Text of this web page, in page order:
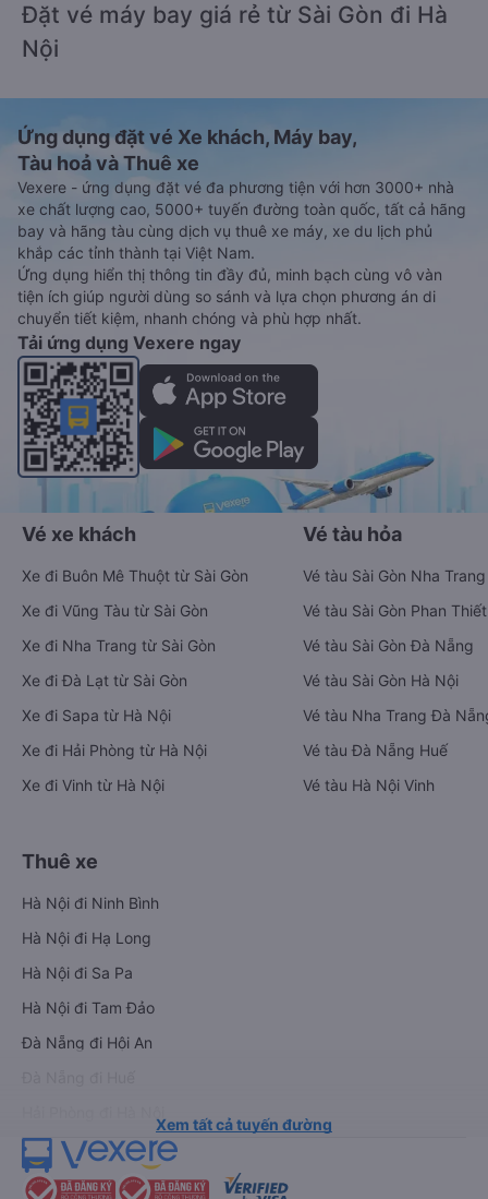
Đặt vé máy bay giá rẻ từ Sài Gòn đi Hà
Nội
Ứng dụng đặt vé Xe khách, Máy bay,
Tàu hoả và Thuê xe
Vexere - ứng dụng đặt vé đa phương tiện với hơn 3000+ nhà
xe chất lượng cao, 5000+ tuyến đường toàn quốc, tất cả hãng
bay và hãng tàu cùng dịch vụ thuê xe máy, xe du lịch phủ
khắp các tỉnh thành tại Việt Nam.
Ứng dụng hiển thị thông tin đầy đủ, minh bạch cùng vô vàn
tiện ích giúp người dùng so sánh và lựa chọn phương án di
chuyển tiết kiệm, nhanh chóng và phù hợp nhất.
Tải ứng dụng Vexere ngay
Vé xe khách
Xe đi Buôn Mê Thuột từ Sài Gòn
Xe đi Vũng Tàu từ Sài Gòn
Xe đi Nha Trang từ Sài Gòn
Xe đi Đà Lạt từ Sài Gòn
Xe đi Sapa từ Hà Nội
Xe đi Hải Phòng từ Hà Nội
Xe đi Vinh từ Hà Nội
Vé tàu hỏa
Vé tàu Sài Gòn Nha Trang
Vé tàu Sài Gòn Phan Thiết
Vé tàu Sài Gòn Đà Nẵng
Vé tàu Sài Gòn Hà Nội
Vé tàu Nha Trang Đà
Vé tàu Đà Nẵng Huế
Vé tàu Hà Nội Vinh
Thuê xe
Hà Nội đi Ninh Bình
Hà Nội đi Hạ Long
Hà Nội đi Sa Pa
Hà Nội đi Tam Đảo
Đà Nẵng đi Hội An
Xem tất cả tuyến đường